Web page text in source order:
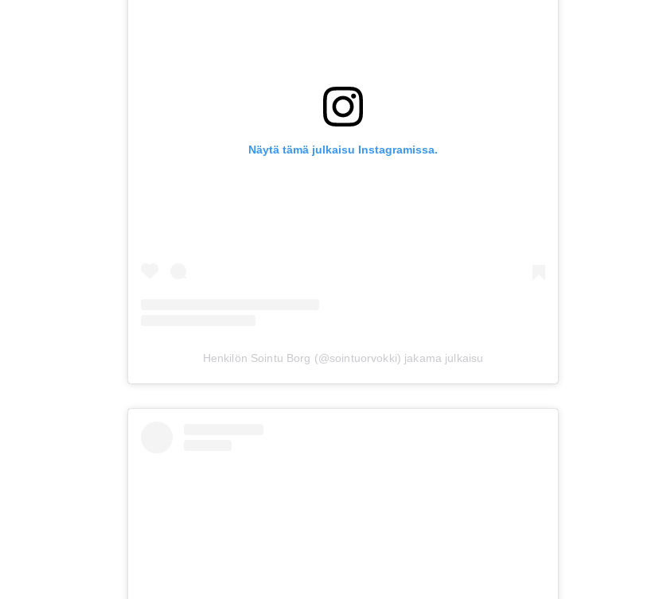
Näytä tämä julkaisu Instagramissa.
Henkilön Sointu Borg (@sointuorvokki) jakama julkaisu